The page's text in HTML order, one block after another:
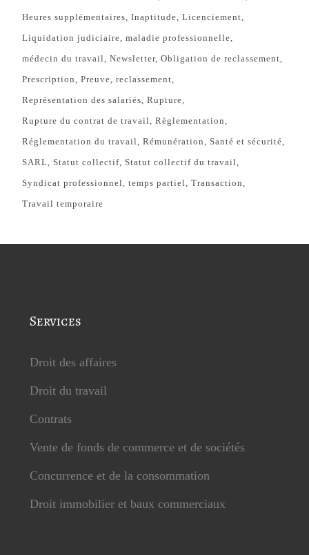
Heures supplémentaires Inaptitude Licenciement
Liquidation judiciaire maladie professionnelle
médecin du travail Newsletter Obligation de reclassement
Prescription Preuve reclassement
Représentation des salariés Rupture
Rupture du contrat de travail Règlementation
Réglementation du travail Rémunération Santé et sécurité
SARL Statut collectif Statut collectif du travail
Syndicat professionnel temps partiel Transaction
Travail temporaire
Services
Droit des affaires
Droit du travail
Contrats
Vente de fonds de commerce et de sociétés
Concurrence et de la consommation
Droit immobilier et baux commerciaux